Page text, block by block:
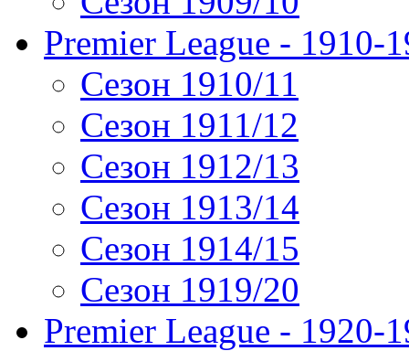
Premier League - 1910-
Сезон 1910/11
Сезон 1911/12
Сезон 1912/13
Сезон 1913/14
Сезон 1914/15
Сезон 1919/20
Premier League - 1920-